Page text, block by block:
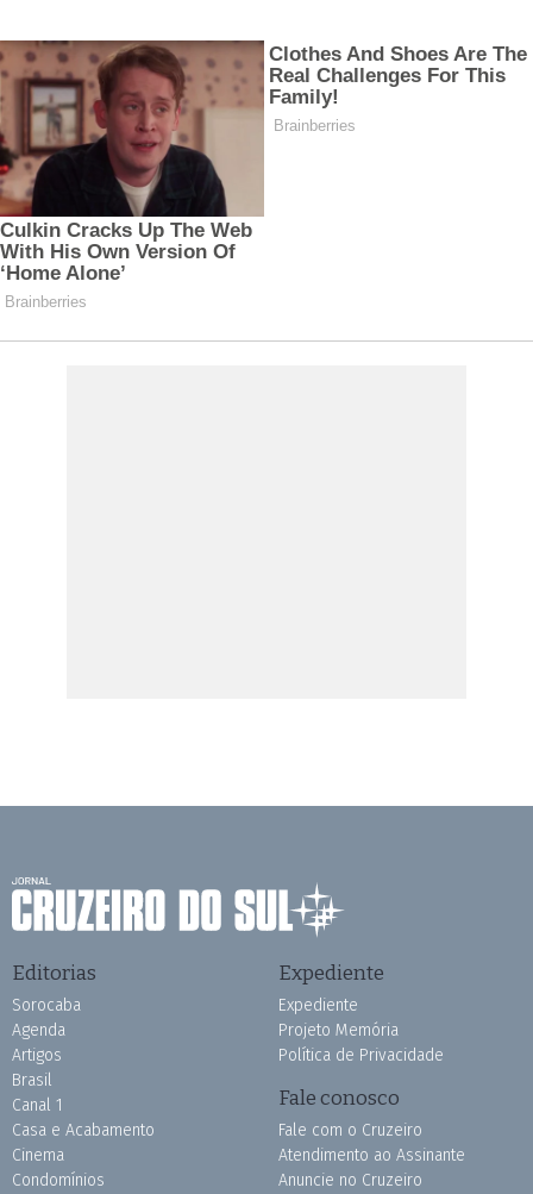
Editorias
Sorocaba
Agenda
Artigos
Brasil
Canal 1
Casa e Acabamento
Cinema
Condomínios
Expediente
Expediente
Projeto Memória
Política de Privacidade
Fale conosco
Fale com o Cruzeiro
Atendimento ao Assinante
Anuncie no Cruzeiro